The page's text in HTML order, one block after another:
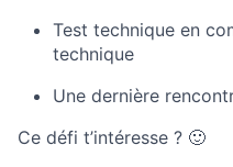
Test technique en
technique
Une dernière
Ce défi t’intéresse ? 🙂